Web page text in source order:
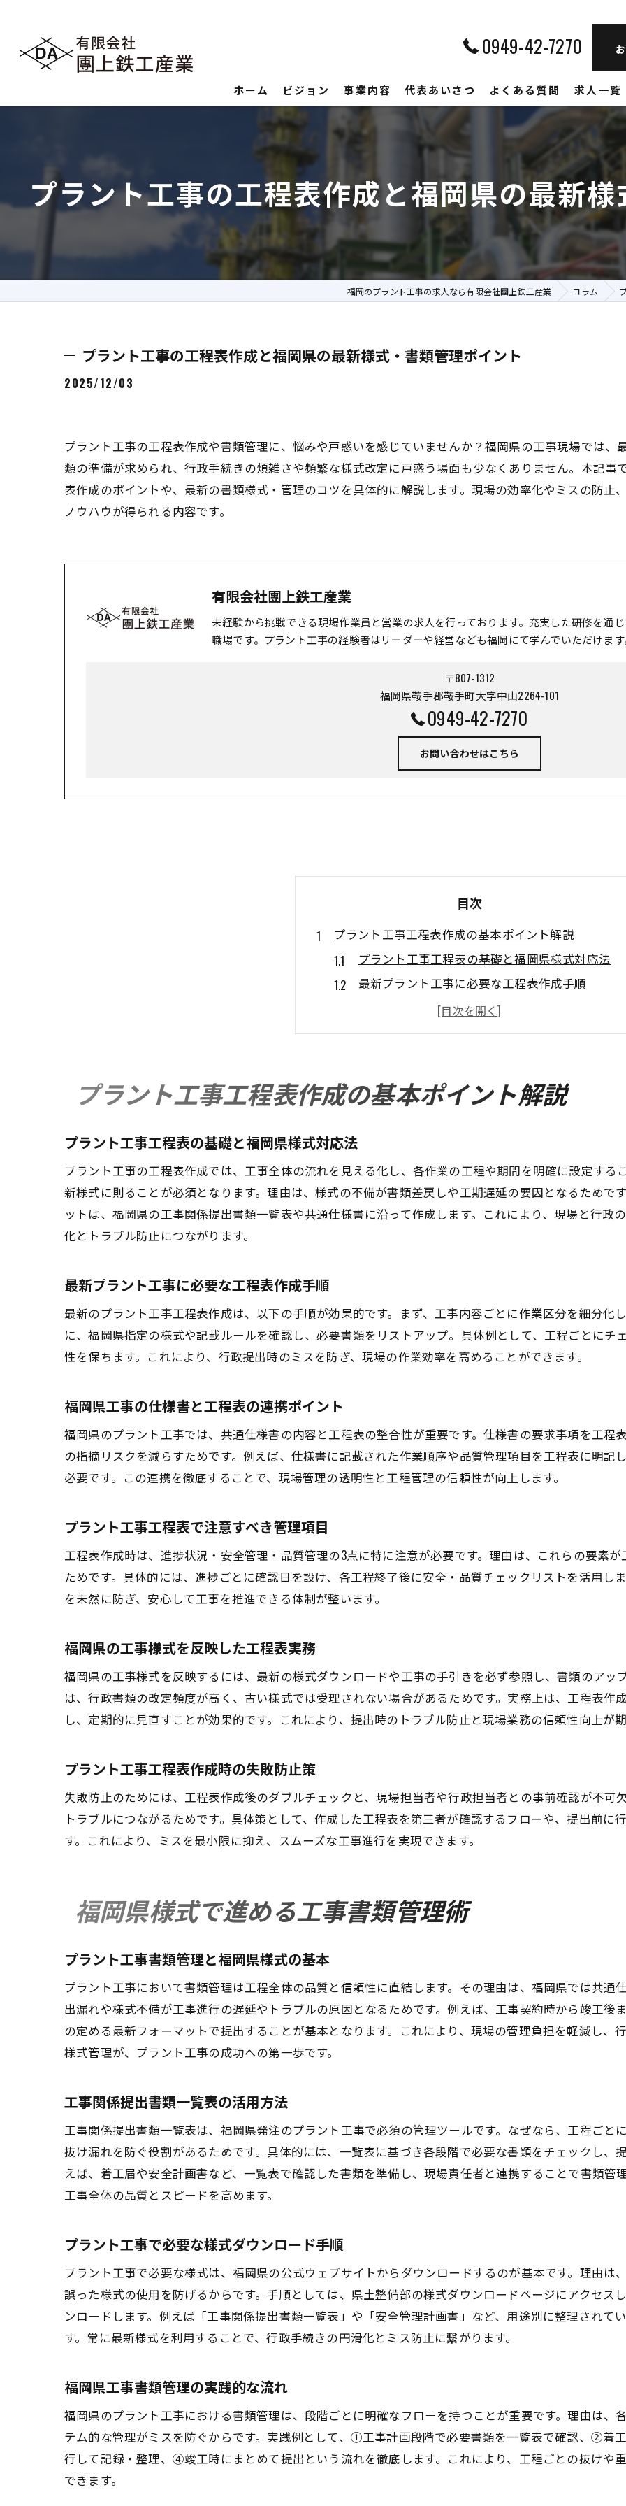
0949-42-7270
ホーム ビジョン 事業内容 代表あいさつ よくある質問 求人一覧
プラント工事の工程表作成と福岡県の最新
福岡のプラント工事の求人なら有限会社團上鉄工産業 コラム
プラント工事の工程表作成と福岡県の最新様式・書類管理ポイント
2025/12/03
プラント工事の工程表作成や書類管理に、悩みや戸惑いを感じていませんか？福岡県の工事現場では
類の準備が求められ、行政手続きの煩雑さや頻繁な様式改定に戸惑う場面も少なくありません。本記
表作成のポイントや、最新の書類様式・管理のコツを具体的に解説します。現場の効率化やミスの防止
ノウハウが得られる内容です。
有限会社團上鉄工産業
未経験から挑戦できる現場作業員と営業の求人を行っております。充実した研修を通
職場です。プラント工事の経験者はリーダーや経営なども福岡にて学んでいただけま
〒807-1312
福岡県鞍手郡鞍手町大字中山2264-101
0949-42-7270
お問い合わせはこちら
目次
プラント工事工程表作成の基本ポイント解説
プラント工事工程表の基礎と福岡県様式対応法
最新プラント工事に必要な工程表作成手順
福岡県工事の仕様書と工程表の連携ポイント
プラント工事工程表で注意すべき管理項目
プラント工事工程表作成時の失敗防止策
福岡県様式で進める工事書類管理術
プラント工事で必要な様式ダウンロード手順
福岡県工事書類管理の実践的な流れ
福岡県工事で書類漏れを防ぐ一覧表の作成法
プラント工事工程表と提出書類の関連性
工程管理を効率化する最新様式の選び方
プラント工事工程管理と福岡県最新様式の関係
福岡県工事の様式選びと工程管理の最適化
プラント工事現場で求められる様式の特徴
工事共通仕様書と最新様式の連動活用法
福岡県土木工事共通仕様書の具体的な使い方
安全重視のプラント工事工程表作成法
共通仕様書を活かした工事現場の管理術
手引きに沿った工程表作成の実践ノウハウ
プラント工事工程表と福岡県手引きの活用法
手引きを参考にした工事工程表作成の流れ
福岡県工事手引きと様式の連動ポイント
プラント工事書類提出ミス防止の基本対策
福岡県工事書類管理で陥りやすい注意点
プラント工事提出書類一覧表の確認習慣
福岡県工事の工程表で現場効率を最大化
プラント工事工程表で現場効率を高める方法
福岡県工事様式活用による作業最適化の秘訣
プラント工事現場効率化の最新ノウハウ
プラント工事工程表作成の基本ポイント解説
プラント工事工程表の基礎と福岡県様式対応法
プラント工事の工程表作成では、工事全体の流れを見える化し、各作業の工程や期間を明確に設定する
新様式に則ることが必須となります。理由は、様式の不備が書類差戻しや工期遅延の要因となるためで
ットは、福岡県の工事関係提出書類一覧表や共通仕様書に沿って作成します。これにより、現場と行政
化とトラブル防止につながります。
最新プラント工事に必要な工程表作成手順
最新のプラント工事工程表作成は、以下の手順が効果的です。まず、工事内容ごとに作業区分を細分化
に、福岡県指定の様式や記載ルールを確認し、必要書類をリストアップ。具体例として、工程ごとに
性を保ちます。これにより、行政提出時のミスを防ぎ、現場の作業効率を高めることができます。
福岡県工事の仕様書と工程表の連携ポイント
福岡県のプラント工事では、共通仕様書の内容と工程表の整合性が重要です。仕様書の要求事項を工程
の指摘リスクを減らすためです。例えば、仕様書に記載された作業順序や品質管理項目を工程表に明記
必要です。この連携を徹底することで、現場管理の透明性と工程管理の信頼性が向上します。
プラント工事工程表で注意すべき管理項目
工程表作成時は、進捗状況・安全管理・品質管理の3点に特に注意が必要です。理由は、これらの要素
ためです。具体的には、進捗ごとに確認日を設け、各工程終了後に安全・品質チェックリストを活用し
を未然に防ぎ、安心して工事を推進できる体制が整います。
福岡県の工事様式を反映した工程表実務
福岡県の工事様式を反映するには、最新の様式ダウンロードや工事の手引きを必ず参照し、書類のアッ
は、行政書類の改定頻度が高く、古い様式では受理されない場合があるためです。実務上は、工程表作
し、定期的に見直すことが効果的です。これにより、提出時のトラブル防止と現場業務の信頼性向上が
プラント工事工程表作成時の失敗防止策
失敗防止のためには、工程表作成後のダブルチェックと、現場担当者や行政担当者との事前確認が不可
トラブルにつながるためです。具体策として、作成した工程表を第三者が確認するフローや、提出前に
す。これにより、ミスを最小限に抑え、スムーズな工事進行を実現できます。
福岡県様式で進める工事書類管理術
プラント工事書類管理と福岡県様式の基本
プラント工事において書類管理は工程全体の品質と信頼性に直結します。その理由は、福岡県では共通
出漏れや様式不備が工事進行の遅延やトラブルの原因となるためです。例えば、工事契約時から竣工後
の定める最新フォーマットで提出することが基本となります。これにより、現場の管理負担を軽減し、
様式管理が、プラント工事の成功への第一歩です。
工事関係提出書類一覧表の活用方法
工事関係提出書類一覧表は、福岡県発注のプラント工事で必須の管理ツールです。なぜなら、工程ごと
抜け漏れを防ぐ役割があるためです。具体的には、一覧表に基づき各段階で必要な書類をチェックし、
えば、着工届や安全計画書など、一覧表で確認した書類を準備し、現場責任者と連携することで書類管
工事全体の品質とスピードを高めます。
プラント工事で必要な様式ダウンロード手順
プラント工事で必要な様式は、福岡県の公式ウェブサイトからダウンロードするのが基本です。理由は
誤った様式の使用を防げるからです。手順としては、県土整備部の様式ダウンロードページにアクセス
ンロードします。例えば「工事関係提出書類一覧表」や「安全管理計画書」など、用途別に整理されて
す。常に最新様式を利用することで、行政手続きの円滑化とミス防止に繋がります。
福岡県工事書類管理の実践的な流れ
福岡県のプラント工事における書類管理は、段階ごとに明確なフローを持つことが重要です。理由は、
テム的な管理がミスを防ぐからです。実践例として、①工事計画段階で必要書類を一覧表で確認、②着
行して記録・整理、④竣工時にまとめて提出という流れを徹底します。これにより、工程ごとの抜けや
できます。